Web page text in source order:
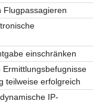
Flugpassagieren
einschränken
teilweise erfolgreich
IP-